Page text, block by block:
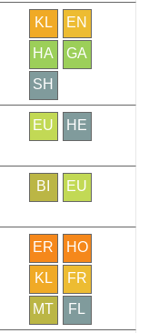
KL
EN
HA
GA
SH
EU HE
BI EU
ER
HO
KL
FR
MT
FL